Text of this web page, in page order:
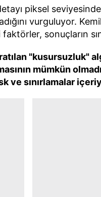
piksel
vurguluyor.
sonuçların
"kusursuzluk"
mümkün
ve sınırlamalar